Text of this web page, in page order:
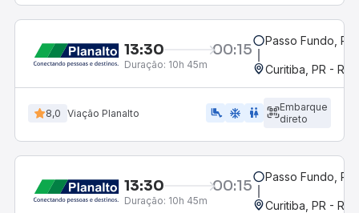
13:30 00:15
Duração: 10h 45m
Passo Fundo, RS
Curitiba, PR -
8,0 Viação Planalto airline_seat_legroom_extra ac_unit WC
Embarque
direto
13:30 00:15
Duração: 10h 45m
Passo Fundo, RS
Curitiba, PR -